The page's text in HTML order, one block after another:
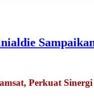
Perkuat